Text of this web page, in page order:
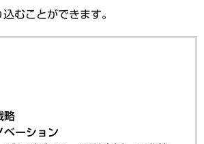
むことができます。
略
ベーション